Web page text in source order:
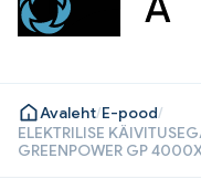
Skip
Avaleht/E-pood/
ELEKTRILISE
GREENPOWER GP